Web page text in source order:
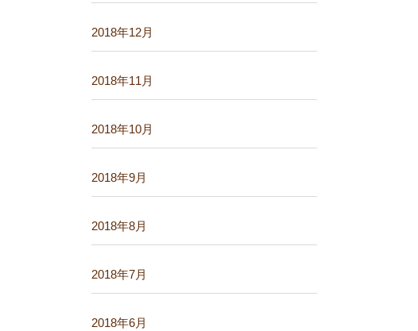
2018年12月
2018年11月
2018年10月
2018年9月
2018年8月
2018年7月
2018年6月